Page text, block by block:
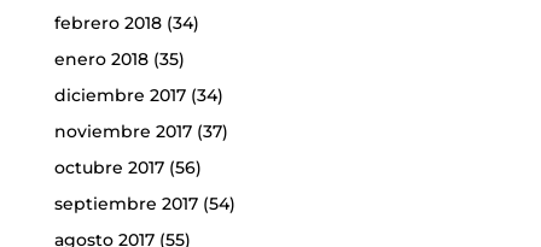
febrero 2018(34)
enero 2018(35)
diciembre 2017(34)
noviembre 2017(37)
octubre 2017(56)
septiembre 2017(54)
agosto 2017(55)